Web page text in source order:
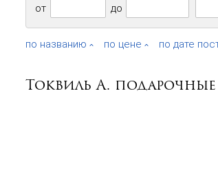
от
до
по названию по цене по дате
Токвиль А.